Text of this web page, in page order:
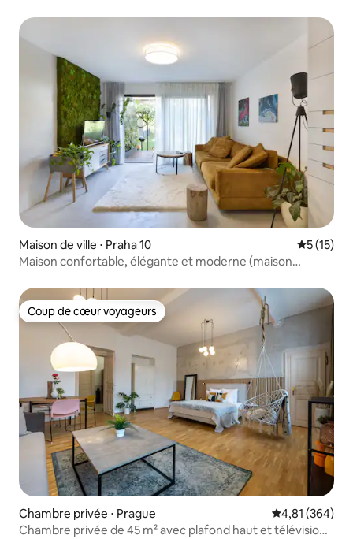
Maison de ville ⋅ Praha 10
5 (15)
Maison confortable, élégante et moderne (maison
Coup de cœur voyageurs
Coup de cœur voyageurs
Chambre privée ⋅ Prague Évaluation
4,81 (364)
Chambre privée de 45 m² avec plafond haut et télévision